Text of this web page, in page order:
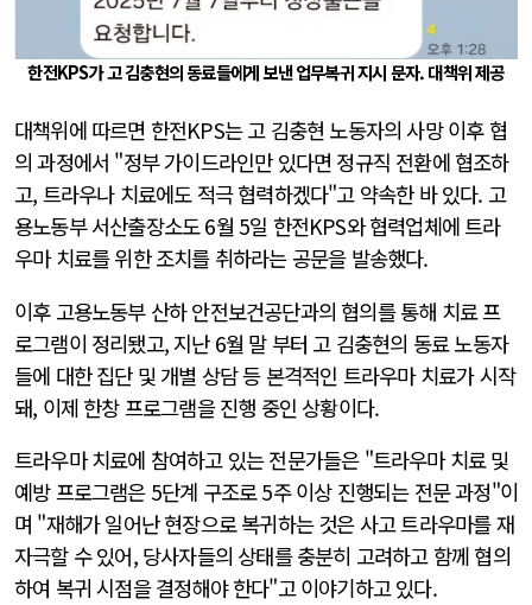
한전KPS가 고 김충현의 동료들에게 보낸 업무복귀 지시 문자. 대책위 제공
대책위에 따르면 한전KPS는 고 김충현 노동자의 사망 이후 협
의 과정에서 "정부 가이드라인만 있다면 정규직 전환에 협조하
고, 트라우나 치료에도 적극 협력하겠다"고 약속한 바 있다. 고
용노동부 서산출장소도 6월 5일 한전KPS와 협력업체에 트라
우마 치료를 위한 조치를 취하라는 공문을 발송했다.
이후 고용노동부 산하 안전보건공단과의 협의를 통해 치료 프
로그램이 정리됐고, 지난 6월 말 부터 고 김충현의 동료 노동자
들에 대한 집단 및 개별 상담 등 본격적인 트라우마 치료가 시작
돼, 이제 한창 프로그램을 진행 중인 상황이다.
트라우마 치료에 참여하고 있는 전문가들은 "트라우마 치료 및
예방 프로그램은 5단계 구조로 5주 이상 진행되는 전문 과정"이
며 "재해가 일어난 현장으로 복귀하는 것은 사고 트라우마를 재
자극할 수 있어, 당사자들의 상태를 충분히 고려하고 함께 협의
하여 복귀 시점을 결정해야 한다"고 이야기하고 있다.